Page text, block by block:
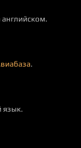
английском.
.
язык.